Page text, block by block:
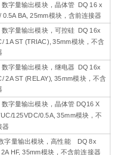
数字量输出模块，晶体管 DQ 16 x
0.5A BA, 25mm模块，含前连接器
数字量输出模块，可控硅 DQ 16x
1A ST (TRIAC), 35mm模块，不含
数字量输出模块，继电器 DQ 16x
2A ST (RELAY), 35mm模块，不含
数字量输出模块，晶体管 DQ16 X
125VDC/0.5A, 35mm模块，不
器
字量输出模块，高性能 DQ 8x
HF, 35mm模块，不含前连接器